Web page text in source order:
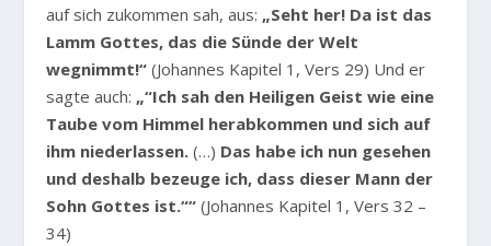
auf sich zukommen sah, aus: „Seht her! Da ist das
Lamm Gottes, das die Sünde der Welt
wegnimmt!“ (Johannes Kapitel 1, Vers 29) Und er
sagte auch: „“Ich sah den Heiligen Geist wie eine
Taube vom Himmel herabkommen und sich auf
ihm niederlassen. (…) Das habe ich nun gesehen
und deshalb bezeuge ich, dass dieser Mann der
Sohn Gottes ist.““ (Johannes Kapitel 1, Vers 32 –
34)